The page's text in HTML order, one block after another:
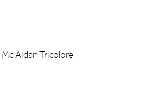
Mc Aidan Tricolore